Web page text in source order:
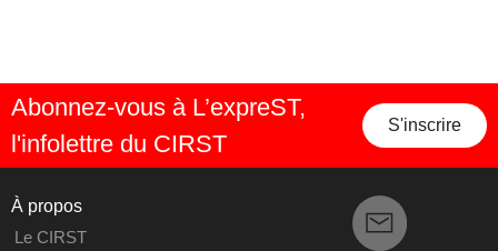
Abonnez-vous à L’expreST,
l'infolettre du CIRST
S'inscrire
À propos
Le CIRST